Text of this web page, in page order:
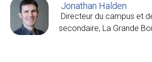
Jonathan Halden
Directeur du campus et
secondaire, La Grande